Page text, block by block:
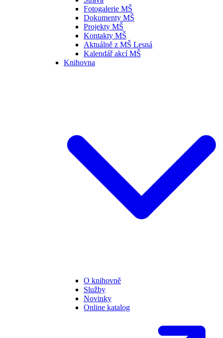
Fotogalerie MŠ
Dokumenty MŠ
Projekty MŠ
Kontakty MŠ
Aktuálně z MŠ Lesná
Kalendář akcí MŠ
Knihovna
O knihovně
Služby
Novinky
Online katalog